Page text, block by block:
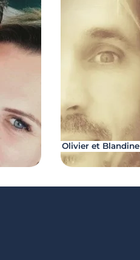
Olivier et Blandine